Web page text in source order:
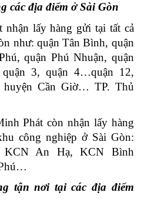
các địa điểm ở Sài Gòn
nhận lấy hàng gửi tại tất cả
như: quận Tân Bình, quận
quận Phú Nhuận, quận
3, quận 4…quận 12,
huyện Cần Giờ… TP. Thủ
Phát còn nhận lấy hàng
công nghiệp ở Sài Gòn:
KCN An Hạ, KCN Bình
tận nơi tại các địa điểm